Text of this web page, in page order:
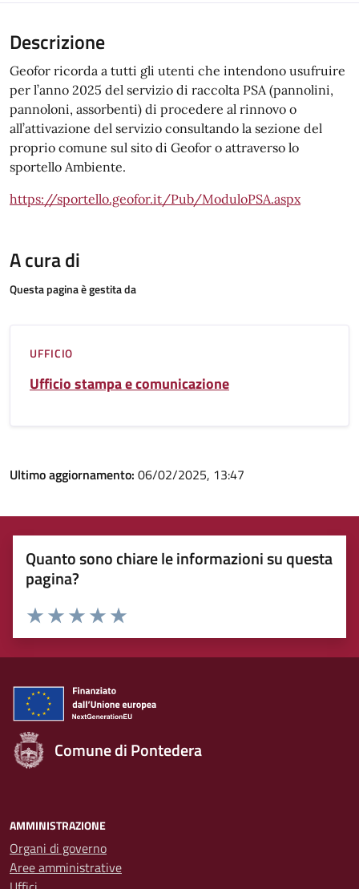
Descrizione
Geofor ricorda a tutti gli utenti che intendono usufruire
per l’anno 2025 del servizio di raccolta PSA (pannolini,
pannoloni, assorbenti) di procedere al rinnovo o
all’attivazione del servizio consultando la sezione del
proprio comune sul sito di Geofor o attraverso lo
sportello Ambiente.
https://sportello.geofor.it/Pub/ModuloPSA.aspx
A cura di
Questa pagina è gestita da
UFFICIO
Ufficio stampa e comunicazione
Ultimo aggiornamento: 06/02/2025, 13:47
Quanto sono chiare le informazioni su questa
pagina?
Rating:
Valuta 5 stelle su 5
Valuta 4 stelle su 5
Valuta 3 stelle su 5
Valuta 2 stelle su 5
Valuta 1 stelle su 5
Comune di Pontedera
AMMINISTRAZIONE
Organi di governo
Aree amministrative